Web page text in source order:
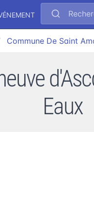
Commune De Saint
Eaux